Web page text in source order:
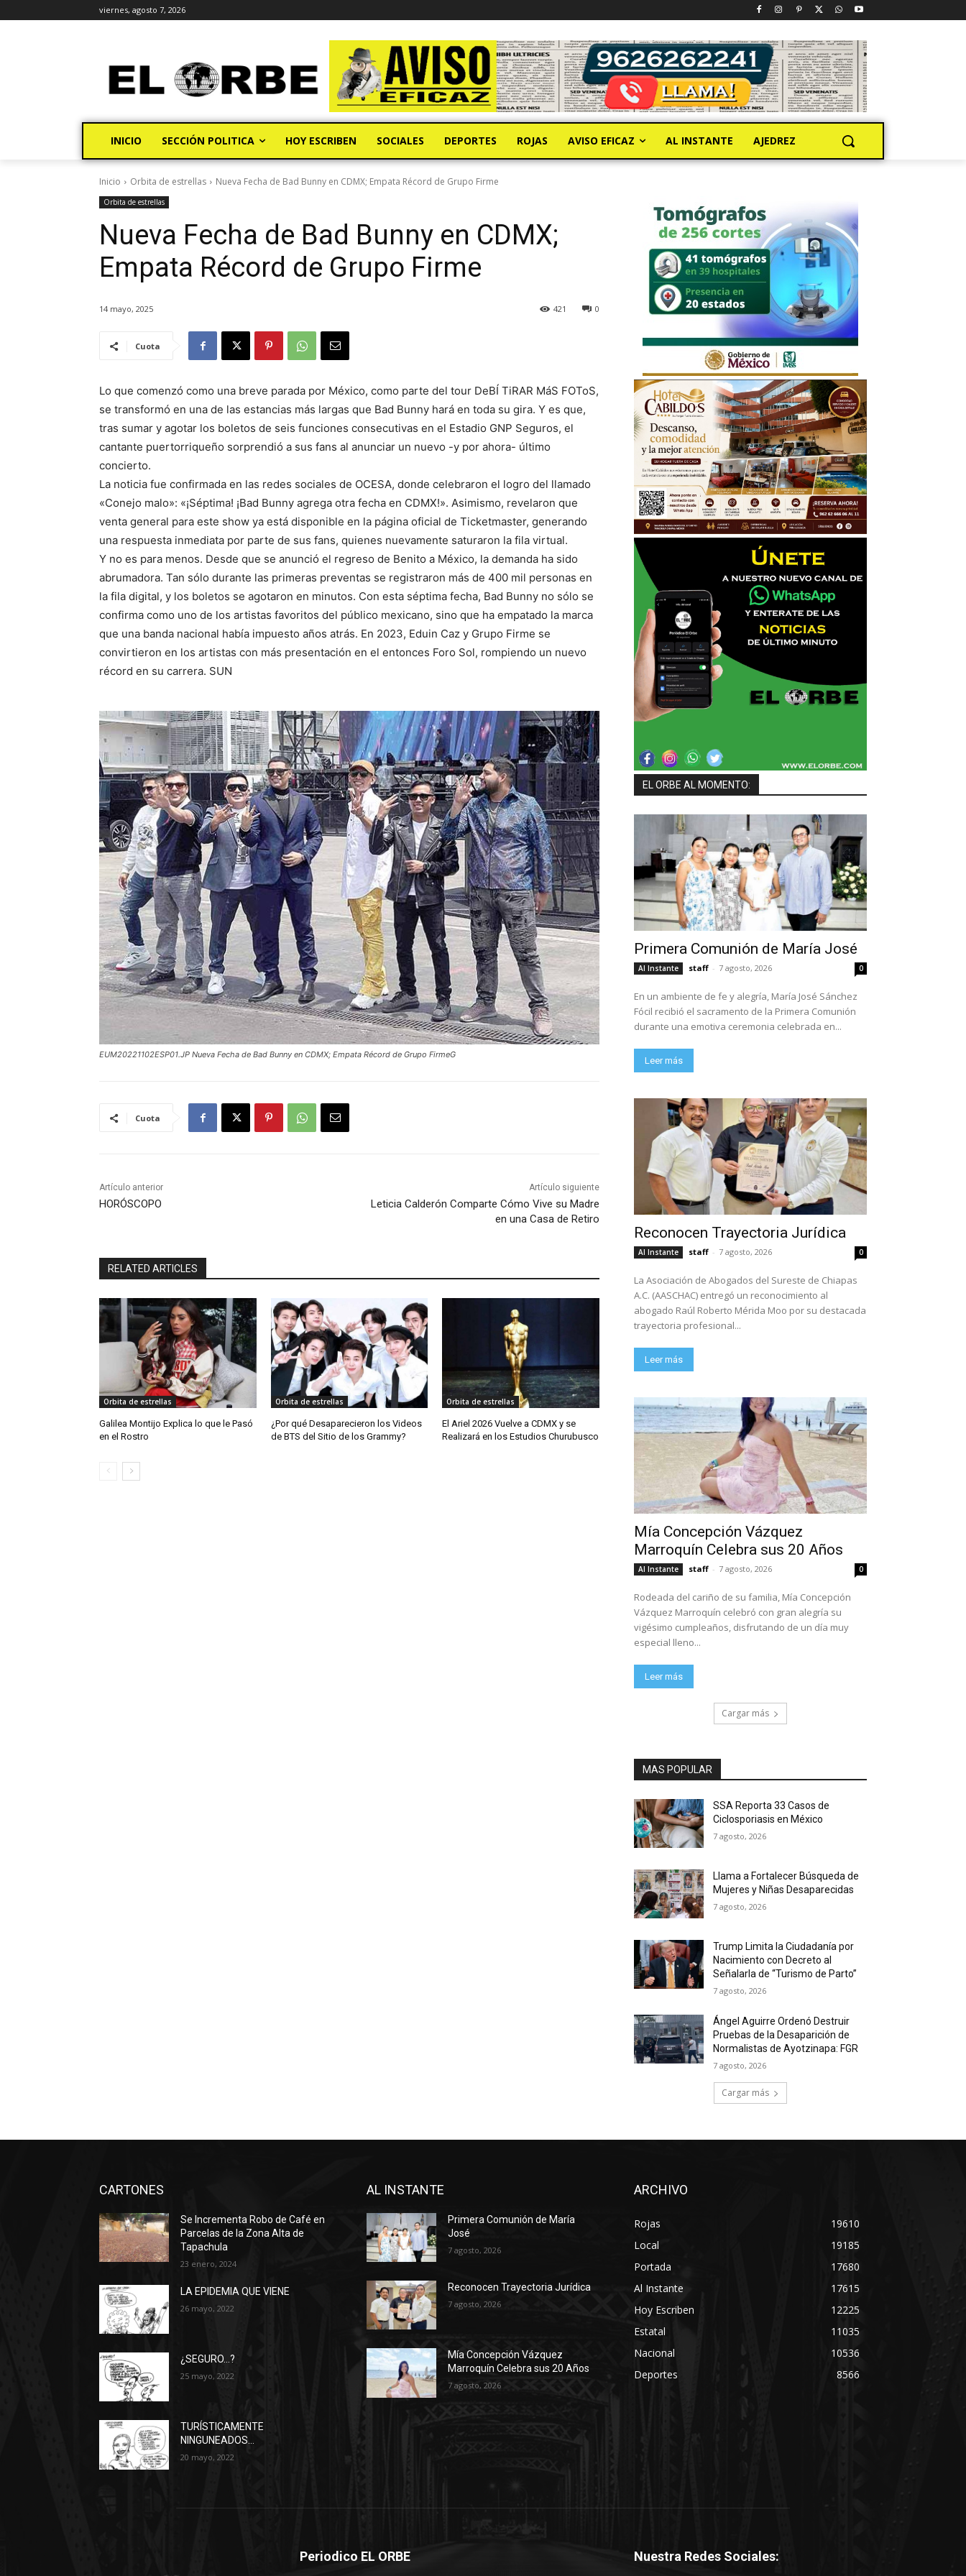
viernes, agosto 7, 2026
INICIO SECCIÓN POLITICA HOY ESCRIBEN SOCIALES DEPORTES ROJAS AVISO EFICAZ AL INSTANTE AJEDREZ
Inicio Orbita de estrellas Nueva Fecha de Bad Bunny en CDMX; Empata Récord de Grupo Firme
Orbita de estrellas
Nueva Fecha de Bad Bunny en CDMX;
Empata Récord de Grupo Firme
14 mayo, 2025 0
421
Cuota
Lo que comenzó como una breve parada por México, como parte del tour DeBÍ TiRAR MáS FOToS,
se transformó en una de las estancias más largas que Bad Bunny hará en toda su gira. Y es que,
tras sumar y agotar los boletos de seis funciones consecutivas en el Estadio GNP Seguros, el
cantante puertorriqueño sorprendió a sus fans al anunciar un nuevo -y por ahora- último
concierto.
La noticia fue confirmada en las redes sociales de OCESA, donde celebraron el logro del llamado
«Conejo malo»: «¡Séptima! ¡Bad Bunny agrega otra fecha en CDMX!». Asimismo, revelaron que
venta general para este show ya está disponible en la página oficial de Ticketmaster, generando
una respuesta inmediata por parte de sus fans, quienes nuevamente saturaron la fila virtual.
Y no es para menos. Desde que se anunció el regreso de Benito a México, la demanda ha sido
abrumadora. Tan sólo durante las primeras preventas se registraron más de 400 mil personas en
la fila digital, y los boletos se agotaron en minutos. Con esta séptima fecha, Bad Bunny no sólo se
confirma como uno de los artistas favoritos del público mexicano, sino que ha empatado la marca
que una banda nacional había impuesto años atrás. En 2023, Eduin Caz y Grupo Firme se
convirtieron en los artistas con más presentación en el entonces Foro Sol, rompiendo un nuevo
récord en su carrera. SUN
EUM20221102ESP01.JP Nueva Fecha de Bad Bunny en CDMX; Empata Récord de Grupo FirmeG
Cuota
Artículo anterior
HORÓSCOPO
Artículo siguiente
Leticia Calderón Comparte Cómo Vive su Madre
en una Casa de Retiro
RELATED ARTICLES
Orbita de estrellas
Galilea Montijo Explica lo que le Pasó
en el Rostro
Orbita de estrellas
¿Por qué Desaparecieron los Videos
de BTS del Sitio de los Grammy?
Orbita de estrellas
El Ariel 2026 Vuelve a CDMX y se
Realizará en los Estudios Churubusco
EL ORBE AL MOMENTO:
Primera Comunión de María José
Al Instante staff - 7 agosto, 2026 0
En un ambiente de fe y alegría, María José Sánchez
Fócil recibió el sacramento de la Primera Comunión
durante una emotiva ceremonia celebrada en...
Leer más
Reconocen Trayectoria Jurídica
Al Instante staff - 7 agosto, 2026 0
La Asociación de Abogados del Sureste de Chiapas
A.C. (AASCHAC) entregó un reconocimiento al
abogado Raúl Roberto Mérida Moo por su destacada
trayectoria profesional...
Leer más
Mía Concepción Vázquez
Marroquín Celebra sus 20 Años
Al Instante staff - 7 agosto, 2026 0
Rodeada del cariño de su familia, Mía Concepción
Vázquez Marroquín celebró con gran alegría su
vigésimo cumpleaños, disfrutando de un día muy
especial lleno...
Leer más
Cargar más
MAS POPULAR
SSA Reporta 33 Casos de
Ciclosporiasis en México
7 agosto, 2026
Llama a Fortalecer Búsqueda de
Mujeres y Niñas Desaparecidas
7 agosto, 2026
Trump Limita la Ciudadanía por
Nacimiento con Decreto al
Señalarla de “Turismo de Parto”
7 agosto, 2026
Ángel Aguirre Ordenó Destruir
Pruebas de la Desaparición de
Normalistas de Ayotzinapa: FGR
7 agosto, 2026
Cargar más
CARTONES
Se Incrementa Robo de Café en
Parcelas de la Zona Alta de
Tapachula
23 enero, 2024
LA EPIDEMIA QUE VIENE
26 mayo, 2022
¿SEGURO…?
25 mayo, 2022
TURÍSTICAMENTE
NINGUNEADOS…
20 mayo, 2022
AL INSTANTE
Primera Comunión de María
José
7 agosto, 2026
Reconocen Trayectoria Jurídica
7 agosto, 2026
Mía Concepción Vázquez
Marroquín Celebra sus 20 Años
7 agosto, 2026
ARCHIVO
Rojas
19610
Local
19185
Portada
17680
Al Instante
17615
Hoy Escriben
12225
Estatal
11035
Nacional
10536
Deportes
8566
Periodico EL ORBE Nuestra Redes Sociales: